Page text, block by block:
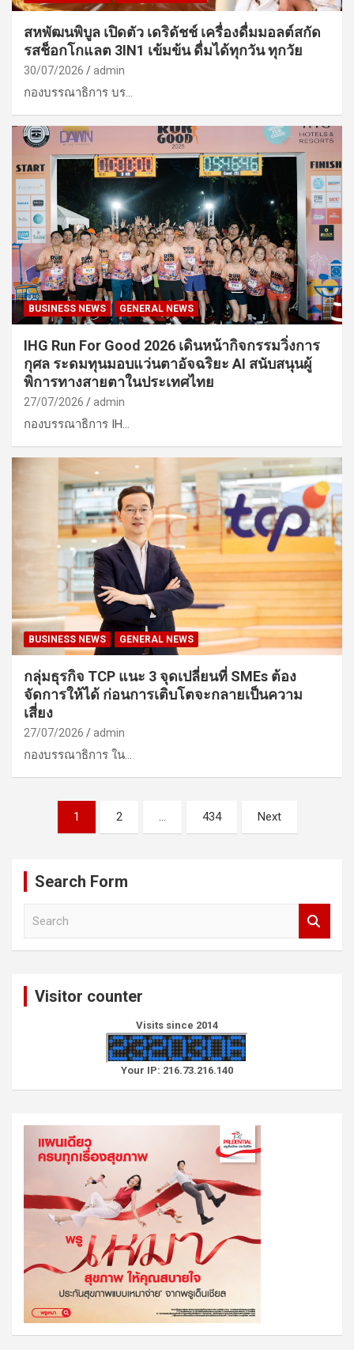
สหพัฒนพิบูล เปิดตัว เดริดัชช์ เครื่องดื่มมอลต์สกัด
รสช็อกโกแลต 3IN1 เข้มข้น ดื่มได้ทุกวัน ทุกวัย
30/07/2026 admin
กองบรรณาธิการ บร…
BUSINESS NEWS GENERAL NEWS
IHG Run For Good 2026 เดินหน้ากิจกรรมวิ่งการ
กุศล ระดมทุนมอบแว่นตาอัจฉริยะ AI สนับสนุนผู้
พิการทางสายตาในประเทศไทย
27/07/2026 admin
กองบรรณาธิการ IH…
BUSINESS NEWS GENERAL NEWS
กลุ่มธุรกิจ TCP แนะ 3 จุดเปลี่ยนที่ SMEs ต้อง
จัดการให้ได้ ก่อนการเติบโตจะกลายเป็นความ
เสี่ยง
27/07/2026 admin
กองบรรณาธิการ ใน…
pagination
1 2 … 434 Next
Search Form
Visitor counter
Visits since 2014
Your IP: 216.73.216.140